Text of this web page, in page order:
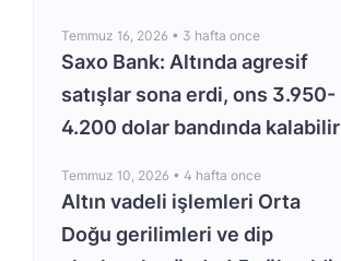
Temmuz 16, 2026 • 3 hafta once
Saxo Bank: Altında agresif
satışlar sona erdi, ons 3.950-
4.200 dolar bandında kalabilir
Temmuz 10, 2026 • 4 hafta once
Altın vadeli işlemleri Orta
Doğu gerilimleri ve dip